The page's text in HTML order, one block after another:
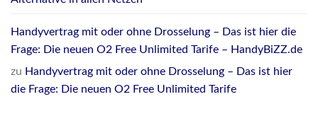
Handyvertrag mit oder ohne Drosselung – Das ist hier die
Frage: Die neuen O2 Free Unlimited Tarife – HandyBiZZ.de
zu Handyvertrag mit oder ohne Drosselung – Das ist hier
die Frage: Die neuen O2 Free Unlimited Tarife